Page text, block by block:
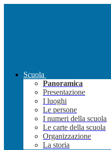
Scuola
Panoramica
Presentazione
I luoghi
Le persone
I numeri della scuola
Le carte della scuola
Organizzazione
La storia